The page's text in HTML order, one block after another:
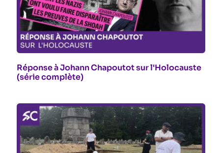
Réponse à Johann Chapoutot sur l'Holocauste
(série complète)